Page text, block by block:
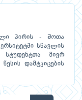
პირის - შოთა
სწავლის
სტუდენტთა მიერ
დამტკიცების